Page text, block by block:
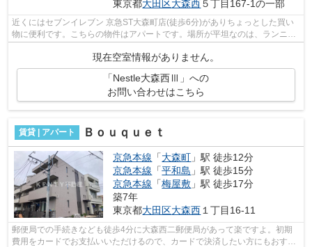
東京都大田区大森西 ５丁目167-1の一部
近くにはセブンイレブン 京急ST大森町店(徒歩6分)がありちょっとした買い
物に便利です。こちらの物件はアパートです。場所が平坦なのは、ランニン
現在空室情報がありません。
「Nestle大森西Ⅲ」への
お問い合わせはこちら
賃貸 | アパート Ｂｏｕｑｕｅｔ
京急本線 「大森町 」駅 徒歩12分
京急本線 「平和島 」駅 徒歩15分
京急本線 「梅屋敷 」駅 徒歩17分
築7年
東京都大田区大森西 １丁目16-11
郵便局での手続きなども徒歩4分に大森西二郵便局があって楽ですよ。初期
費用をカードでお支払いいただけるので、カードで決済したい方にもおすす